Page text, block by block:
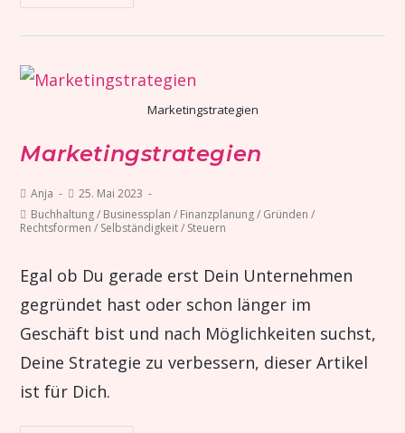
Marketingstrategien
Marketingstrategien
Anja
25. Mai 2023
Buchhaltung / Businessplan / Finanzplanung / Gründen /
Rechtsformen / Selbständigkeit / Steuern
Egal ob Du gerade erst Dein Unternehmen
gegründet hast oder schon länger im
Geschäft bist und nach Möglichkeiten suchst,
Deine Strategie zu verbessern, dieser Artikel
ist für Dich.